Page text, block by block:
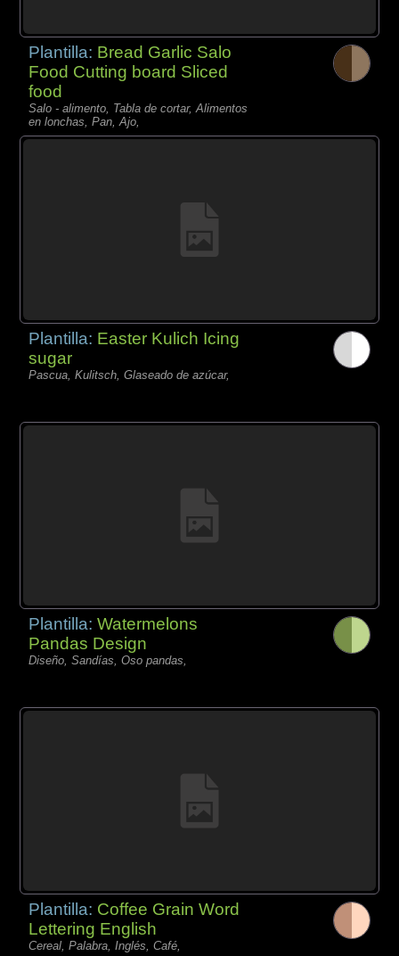
Plantilla: Bread Garlic Salo
Food Cutting board Sliced
food
Salo - alimento, Tabla de cortar, Alimentos
en lonchas, Pan, Ajo,
Plantilla: Easter Kulich Icing
sugar
Pascua, Kulitsch, Glaseado de azúcar,
Plantilla:Watermelons
Pandas Design
Diseño, Sandías, Oso pandas,
Plantilla: Coffee Grain Word
Lettering English
Cereal, Palabra, Inglés, Café,